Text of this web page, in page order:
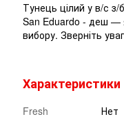
Тунець цілий у в/с з/
San Eduardo - деш —
вибору. Зверніть
Характеристики
Fresh
Нет